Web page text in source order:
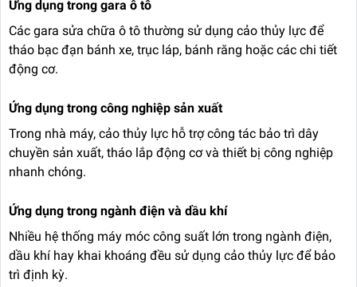
Ứng dụng trong gara ô tô
Các gara sửa chữa ô tô thường sử dụng cảo thủy lực để
tháo bạc đạn bánh xe, trục láp, bánh răng hoặc các chi tiết
động cơ.
Ứng dụng trong công nghiệp sản xuất
Trong nhà máy, cảo thủy lực hỗ trợ công tác bảo trì dây
chuyền sản xuất, tháo lắp động cơ và thiết bị công nghiệp
nhanh chóng.
Ứng dụng trong ngành điện và dầu khí
Nhiều hệ thống máy móc công suất lớn trong ngành điện,
dầu khí hay khai khoáng đều sử dụng cảo thủy lực để bảo
trì định kỳ.